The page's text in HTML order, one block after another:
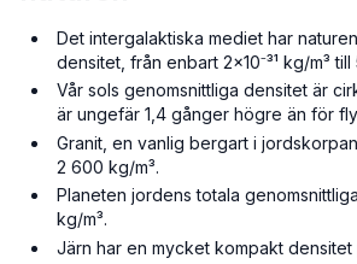
Det intergalaktiska mediet har
densitet, från enbart 2×10⁻³¹ kg/m³ till
Vår sols genomsnittliga densitet är
är ungefär 1,4 gånger högre än för
Granit, en vanlig bergart i
2 600 kg/m³.
Planeten jordens totala
kg/m³.
Järn har en mycket kompakt densitet